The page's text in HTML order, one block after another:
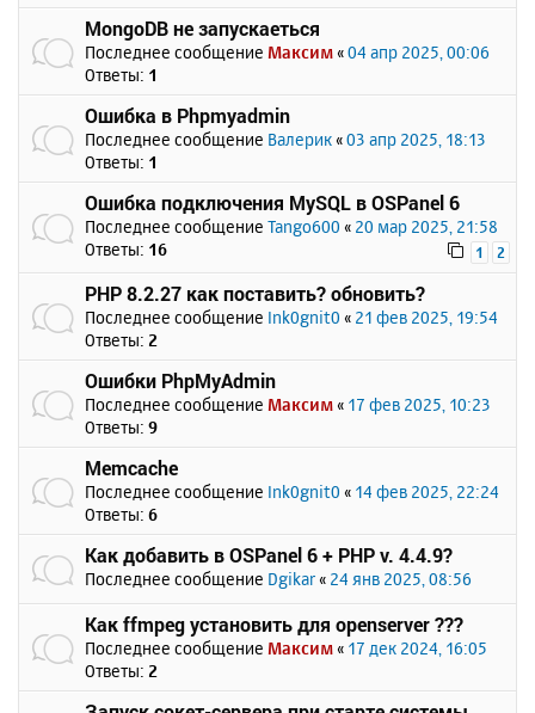
MongoDB не запускаеться
Последнее сообщение Максим «04 апр 2025, 00:06
Ответы: 1
Ошибка в Phpmyadmin
Последнее сообщение Валерик «03 апр 2025, 18:13
Ответы: 1
Ошибка подключения MySQL в OSPanel 6
Последнее сообщение Tango600 « 20 мар 2025, 21:58
Ответы: 16 1 2
PHP 8.2.27 как поставить? обновить?
Последнее сообщение Ink0gnit0 « 21 фев 2025, 19:54
Ответы: 2
Ошибки PhpMyAdmin
Последнее сообщение Максим « 17 фев 2025, 10:23
Ответы: 9
Memcache
Последнее сообщение Ink0gnit0 « 14 фев 2025, 22:24
Ответы: 6
Как добавить в OSPanel 6 + PHP v. 4.4.9?
Последнее сообщение Dgikar « 24 янв 2025, 08:56
Как ffmpeg установить для openserver ???
Последнее сообщение Максим « 17 дек 2024, 16:05
Ответы: 2